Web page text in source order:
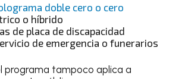
doble cero o cero
o híbrido
de placa de discapacidad
de emergencia o funerarios
programa tampoco aplica a